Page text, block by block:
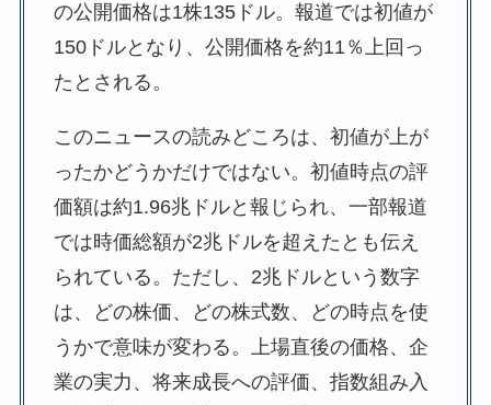
の公開価格は1株135ドル。報道では初値が
150ドルとなり、公開価格を約11％上回っ
たとされる。
このニュースの読みどころは、初値が上が
ったかどうかだけではない。初値時点の評
価額は約1.96兆ドルと報じられ、一部報道
では時価総額が2兆ドルを超えたとも伝え
られている。ただし、2兆ドルという数字
は、どの株価、どの株式数、どの時点を使
うかで意味が変わる。上場直後の価格、企
業の実力、将来成長への評価、指数組み入